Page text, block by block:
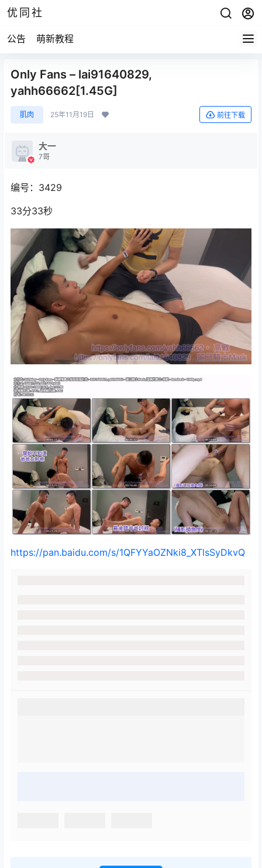
优同社
公告 萌新教程
Only Fans – lai91640829,
yahh66662[1.45G]
肌肉 25年11月19日 前往下载
大一
7哥
编号：3429
33分33秒
https://pan.baidu.com/s/1QFYYaOZNki8_XTlsSyDkvQ